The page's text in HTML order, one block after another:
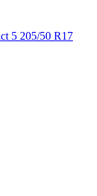
5 205/50 R17